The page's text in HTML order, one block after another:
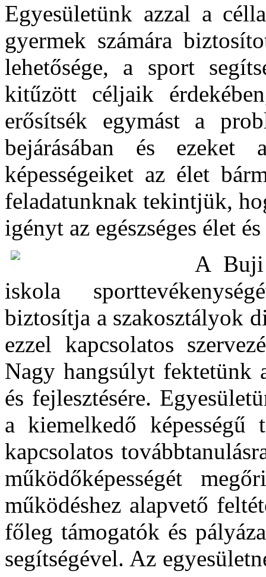
Egyesületünk azzal a
gyermek számára
lehetősége, a sport
kitűzött céljaik
erősítsék egymást a
bejárásában és ezeket
képességeiket az élet
feladatunknak tekintjük,
igényt az egészséges élet
A Buji
iskola
biztosítja a szakosztályok
ezzel kapcsolatos
Nagy hangsúlyt fektetünk
és fejlesztésére.
a kiemelkedő
kapcsolatos
működőképességét
működéshez alapvető
főleg támogatók és
segítségével. Az